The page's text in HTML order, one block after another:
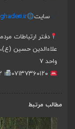
سایت
دفتر ارتباطات
علاءالدین حسین
واحد ۷
مطالب مرتبط